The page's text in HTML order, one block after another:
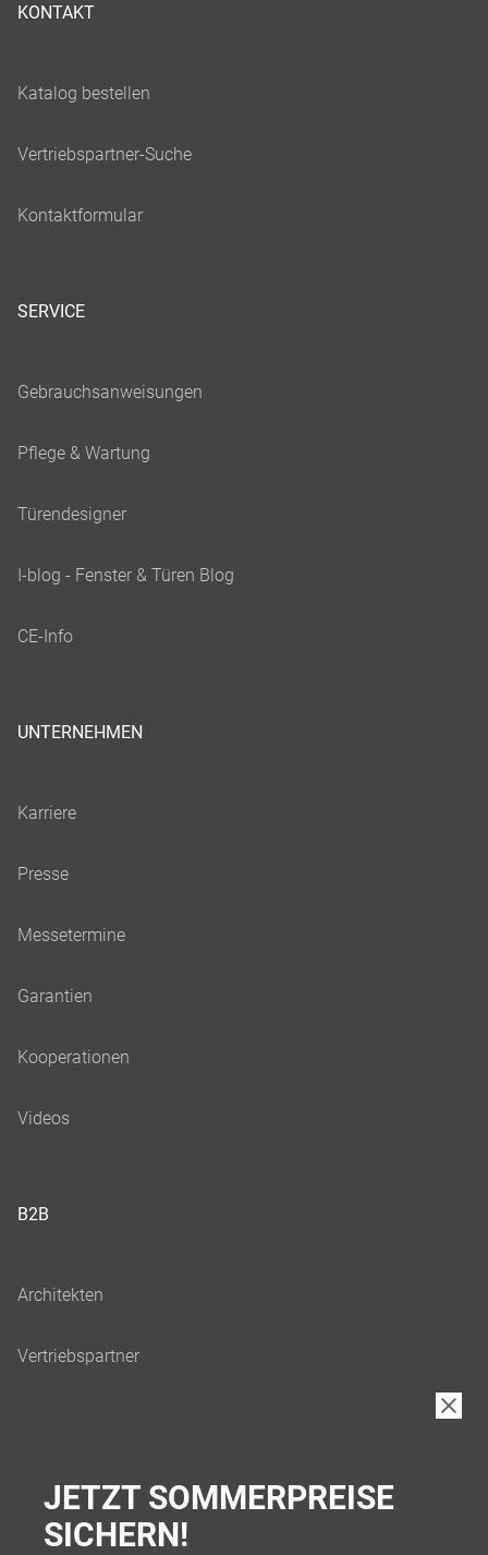
KONTAKT
SERVICE
UNTERNEHMEN
B2B
JETZT SOMMERPREISE
SICHERN!